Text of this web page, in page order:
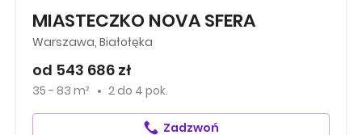
MIASTECZKO NOVA SFERA
Warszawa, Białołęka
od 543 686 zł
35 - 83 m² 2 do 4 pok.
Zadzwoń